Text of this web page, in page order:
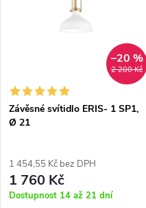
2 200 Kč
–20 %
Závěsné svítidlo ERIS- 1 SP1,
Ø 21
1 454,55 Kč bez DPH
1 760 Kč
Dostupnost 14 až 21 dní